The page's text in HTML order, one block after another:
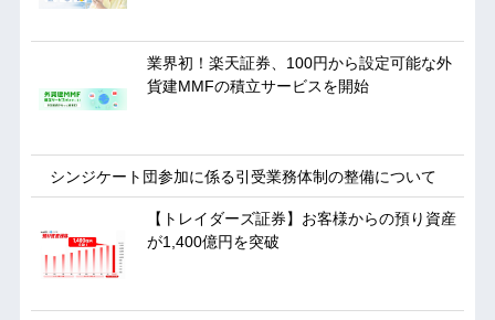
業界初！楽天証券、100円から設定可能な外
貨建MMFの積立サービスを開始
シンジケート団参加に係る引受業務体制の整備について
【トレイダーズ証券】お客様からの預り資産
が1,400億円を突破